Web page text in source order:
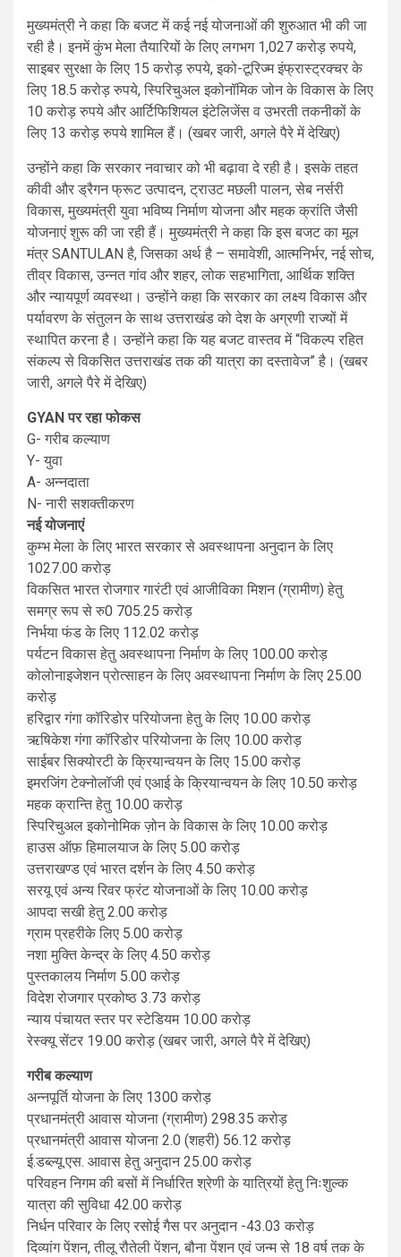
मुख्यमंत्री ने कहा कि बजट में कई नई योजनाओं की शुरुआत भी की जा
रही है। इनमें कुंभ मेला तैयारियों के लिए लगभग 1,027 करोड़ रुपये,
साइबर सुरक्षा के लिए 15 करोड़ रुपये, इको-टूरिज्म इंफ्रास्ट्रक्चर के
लिए 18.5 करोड़ रुपये, स्पिरिचुअल इकोनॉमिक जोन के विकास के लिए
10 करोड़ रुपये और आर्टिफिशियल इंटेलिजेंस व उभरती तकनीकों के
लिए 13 करोड़ रुपये शामिल हैं। (खबर जारी, अगले पैरे में देखिए)
उन्होंने कहा कि सरकार नवाचार को भी बढ़ावा दे रही है। इसके तहत
कीवी और ड्रैगन फ्रूट उत्पादन, ट्राउट मछली पालन, सेब नर्सरी
विकास, मुख्यमंत्री युवा भविष्य निर्माण योजना और महक क्रांति जैसी
योजनाएं शुरू की जा रही हैं। मुख्यमंत्री ने कहा कि इस बजट का मूल
मंत्र SANTULAN है, जिसका अर्थ है – समावेशी, आत्मनिर्भर, नई सोच,
तीव्र विकास, उन्नत गांव और शहर, लोक सहभागिता, आर्थिक शक्ति
और न्यायपूर्ण व्यवस्था। उन्होंने कहा कि सरकार का लक्ष्य विकास और
पर्यावरण के संतुलन के साथ उत्तराखंड को देश के अग्रणी राज्यों में
स्थापित करना है। उन्होंने कहा कि यह बजट वास्तव में “विकल्प रहित
संकल्प से विकसित उत्तराखंड तक की यात्रा का दस्तावेज” है। (खबर
जारी, अगले पैरे में देखिए)
GYAN पर रहा फोकस
G- गरीब कल्याण
Y- युवा
A- अन्नदाता
N- नारी सशक्तीकरण
नई योजनाएं
कुम्भ मेला के लिए भारत सरकार से अवस्थापना अनुदान के लिए
1027.00 करोड़
विकसित भारत रोजगार गारंटी एवं आजीविका मिशन (ग्रामीण) हेतु
समग्र रूप से रु0 705.25 करोड़
निर्भया फंड के लिए 112.02 करोड़
पर्यटन विकास हेतु अवस्थापना निर्माण के लिए 100.00 करोड़
कोलोनाइजेशन प्रोत्साहन के लिए अवस्थापना निर्माण के लिए 25.00
करोड़
हरिद्वार गंगा कॉरिडोर परियोजना हेतु के लिए 10.00 करोड़
ऋषिकेश गंगा कॉरिडोर परियोजना के लिए 10.00 करोड़
साईबर सिक्योरटी के क्रियान्वयन के लिए 15.00 करोड़
इमरजिंग टेक्नोलॉजी एवं एआई के क्रियान्वयन के लिए 10.50 करोड़
महक क्रान्ति हेतु 10.00 करोड़
स्पिरिचुअल इकोनोमिक ज़ोन के विकास के लिए 10.00 करोड़
हाउस ऑफ़ हिमालयाज के लिए 5.00 करोड़
उत्तराखण्ड एवं भारत दर्शन के लिए 4.50 करोड़
सरयू एवं अन्य रिवर फ्रंट योजनाओं के लिए 10.00 करोड़
आपदा सखी हेतु 2.00 करोड़
ग्राम प्रहरीके लिए 5.00 करोड़
नशा मुक्ति केन्द्र के लिए 4.50 करोड़
पुस्तकालय निर्माण 5.00 करोड़
विदेश रोजगार प्रकोष्ठ 3.73 करोड़
न्याय पंचायत स्तर पर स्टेडियम 10.00 करोड़
रेस्क्यू सेंटर 19.00 करोड़ (खबर जारी, अगले पैरे में देखिए)
गरीब कल्याण
अन्नपूर्ति योजना के लिए 1300 करोड़
प्रधानमंत्री आवास योजना (ग्रामीण) 298.35 करोड़
प्रधानमंत्री आवास योजना 2.0 (शहरी) 56.12 करोड़
ई.डब्ल्यू.एस. आवास हेतु अनुदान 25.00 करोड़
परिवहन निगम की बसों में निर्धारित श्रेणी के यात्रियों हेतु निःशुल्क
यात्रा की सुविधा 42.00 करोड़
निर्धन परिवार के लिए रसोई गैस पर अनुदान -43.03 करोड़
दिव्यांग पेंशन, तीलू रौतेली पेंशन, बौना पेंशन एवं जन्म से 18 वर्ष तक के